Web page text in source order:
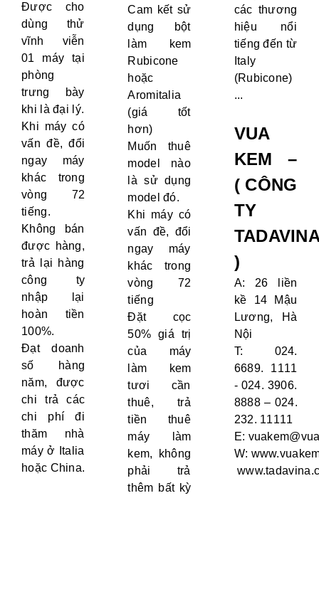
Được cho
dùng thử
vĩnh viễn
01 máy tại
phòng
trưng bày
khi là đại lý.
Khi máy có
vấn đề, đổi
ngay máy
khác trong
vòng 72
tiếng.
Không bán
được hàng,
trả lại hàng
công ty
nhập lại
hoàn tiền
100%.
Đạt doanh
số hàng
năm, được
chi trả các
chi phí đi
thăm nhà
máy ở Italia
hoặc China.
Cam kết sử
dụng bột
làm kem
Rubicone
hoặc
Aromitalia
(giá tốt
hơn)
Muốn thuê
model nào
là sử dụng
model đó.
Khi máy có
vấn đề, đổi
ngay máy
khác trong
vòng 72
tiếng
Đặt cọc
50% giá trị
của máy
làm kem
tươi cần
thuê, trả
tiền thuê
máy làm
kem, không
phải trả
thêm bất kỳ
các thương
hiệu nổi
tiếng đến từ
Italy
(Rubicone)
...
VUA
KEM –
( CÔNG
TY
)
A: 26 liền
kề 14 Mậu
Lương, Hà
Nội
T: 024.
6689. 1111
- 024. 3906.
8888 – 024.
232. 11111
E:
W: